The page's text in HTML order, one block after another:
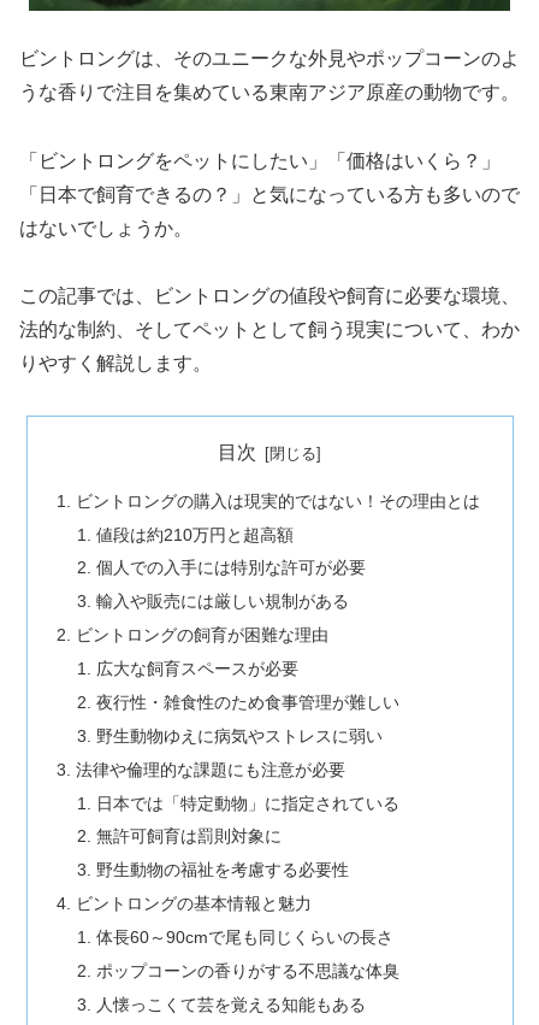
ビントロングは、そのユニークな外見やポップコーンのよ
うな香りで注目を集めている東南アジア原産の動物です。
「ビントロングをペットにしたい」「価格はいくら？」
「日本で飼育できるの？」と気になっている方も多いので
はないでしょうか。
この記事では、ビントロングの値段や飼育に必要な環境、
法的な制約、そしてペットとして飼う現実について、わか
りやすく解説します。
目次
ビントロングの購入は現実的ではない！その理由とは
値段は約210万円と超高額
個人での入手には特別な許可が必要
輸入や販売には厳しい規制がある
ビントロングの飼育が困難な理由
広大な飼育スペースが必要
夜行性・雑食性のため食事管理が難しい
野生動物ゆえに病気やストレスに弱い
法律や倫理的な課題にも注意が必要
日本では「特定動物」に指定されている
無許可飼育は罰則対象に
野生動物の福祉を考慮する必要性
ビントロングの基本情報と魅力
体長60～90cmで尾も同じくらいの長さ
ポップコーンの香りがする不思議な体臭
人懐っこくて芸を覚える知能もある